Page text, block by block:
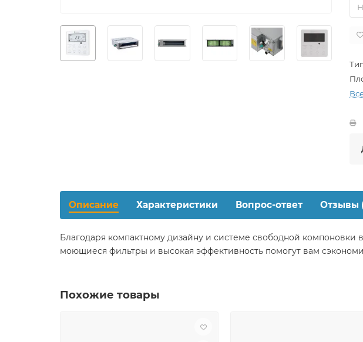
Описание Характеристики Вопрос-ответ Отзывы
Благодаря компактному дизайну и системе свободной компоновки
моющиеся фильтры и высокая эффективность помогут вам
Похожие товары